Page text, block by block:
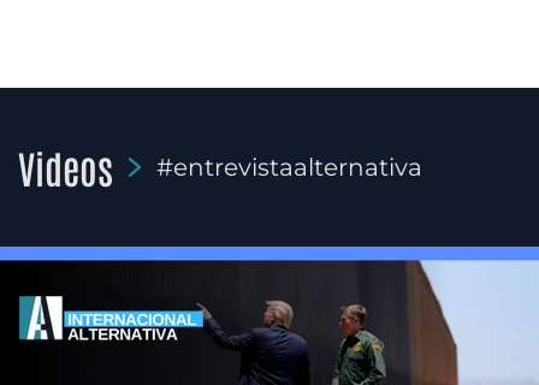
Videos #entrevistaalternativa